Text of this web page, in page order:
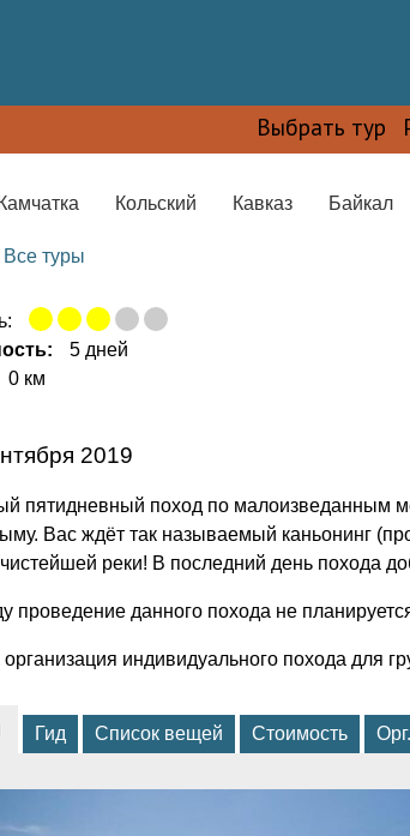
Выбрать тур
Камчатка Кольский Кавказ Байкал
Все туры
5 дней
0 км
2019
пятидневный поход по малоизведанным
Вас ждёт так называемый каньонинг
реки! В последний день похода
проведение данного похода не
индивидуального похода для
Гид Список вещей Стоимость